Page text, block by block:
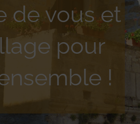
de vous et
pour
!